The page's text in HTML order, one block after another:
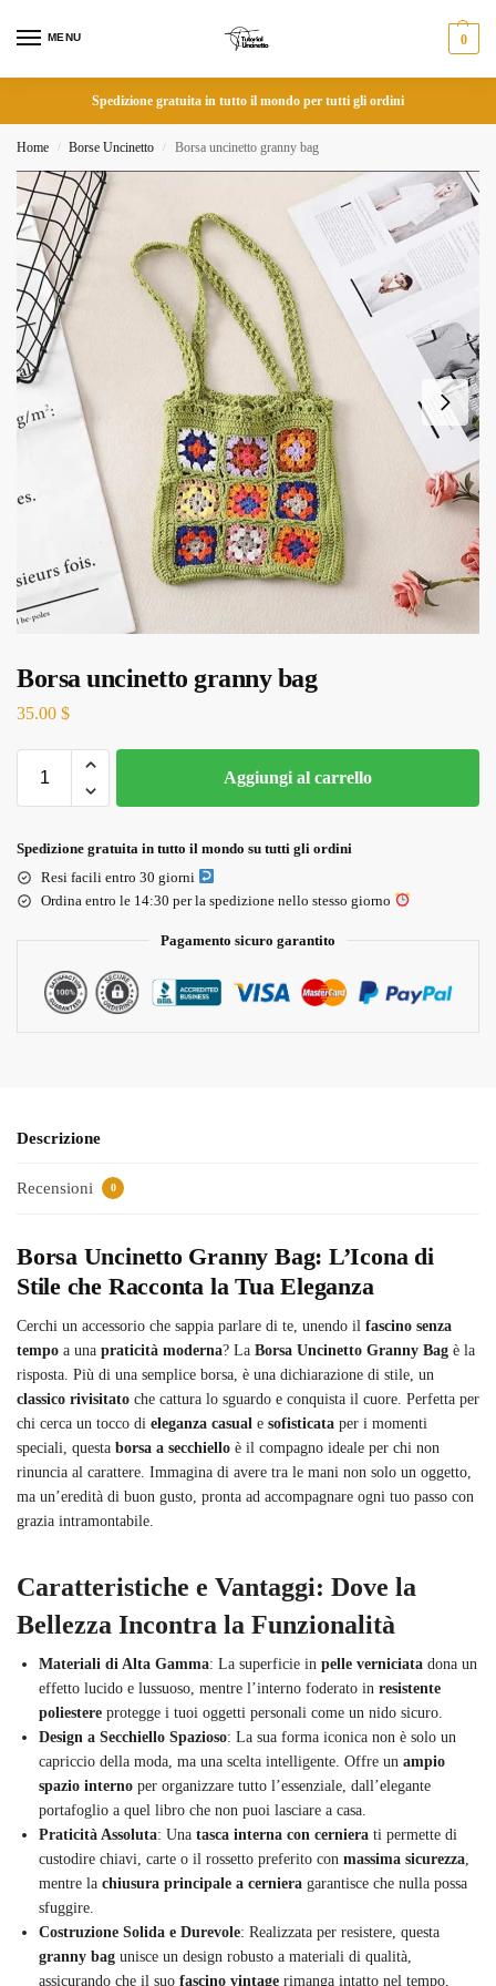
MENU 0
Spedizione gratuita in tutto il mondo per tutti gli ordini
Home / Borse Uncinetto / Borsa uncinetto granny bag
Borsa uncinetto granny bag
35.00 $
Aggiungi al carrello
Spedizione gratuita in tutto il mondo su tutti gli ordini
Resi facili entro 30 giorni
Ordina entro le 14:30 per la spedizione nello stesso giorno
Pagamento sicuro garantito
Descrizione
Recensioni 0
Borsa Uncinetto Granny Bag: L’Icona di
Stile che Racconta la Tua Eleganza
Cerchi un accessorio che sappia parlare di te, unendo il fascino senza
tempo a una praticità moderna? La Borsa Uncinetto Granny Bag è la
risposta. Più di una semplice borsa, è una dichiarazione di stile, un
classico rivisitato che cattura lo sguardo e conquista il cuore. Perfetta per
chi cerca un tocco di eleganza casual e sofisticata per i momenti
speciali, questa borsa a secchiello è il compagno ideale per chi non
rinuncia al carattere. Immagina di avere tra le mani non solo un oggetto,
ma un’eredità di buon gusto, pronta ad accompagnare ogni tuo passo con
grazia intramontabile.
Caratteristiche e Vantaggi: Dove la
Bellezza Incontra la Funzionalità
Materiali di Alta Gamma: La superficie in pelle verniciata dona un
effetto lucido e lussuoso, mentre l’interno foderato in resistente
poliestere protegge i tuoi oggetti personali come un nido sicuro.
Design a Secchiello Spazioso: La sua forma iconica non è solo un
capriccio della moda, ma una scelta intelligente. Offre un ampio
spazio interno per organizzare tutto l’essenziale, dall’elegante
portafoglio a quel libro che non puoi lasciare a casa.
Praticità Assoluta: Una tasca interna con cerniera ti permette di
custodire chiavi, carte o il rossetto preferito con massima sicurezza,
mentre la chiusura principale a cerniera garantisce che nulla possa
sfuggire.
Costruzione Solida e Durevole: Realizzata per resistere, questa
granny bag unisce un design robusto a materiali di qualità,
assicurando che il suo fascino vintage rimanga intatto nel tempo,